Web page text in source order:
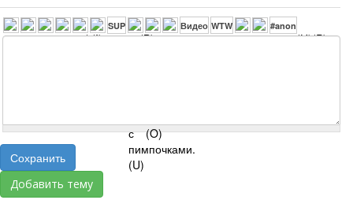
Сохранить
Добавить тему